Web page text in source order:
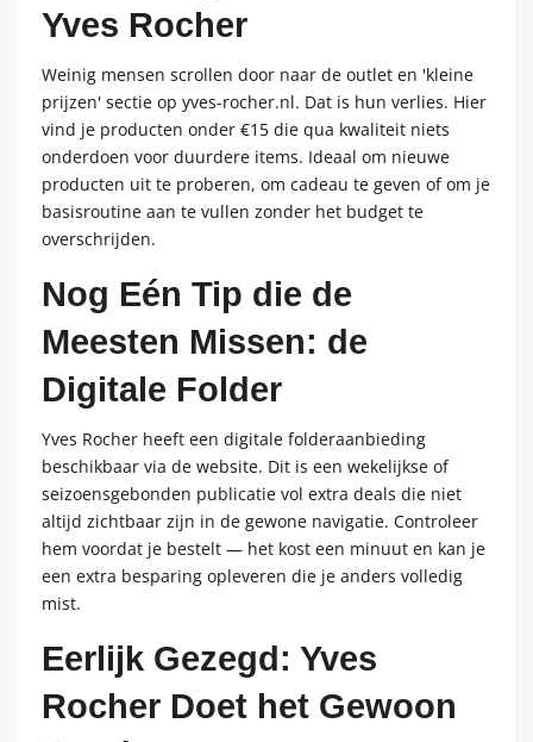
Yves Rocher
Weinig mensen scrollen door naar de outlet en 'kleine
prijzen' sectie op yves-rocher.nl. Dat is hun verlies. Hier
vind je producten onder €15 die qua kwaliteit niets
onderdoen voor duurdere items. Ideaal om nieuwe
producten uit te proberen, om cadeau te geven of om je
basisroutine aan te vullen zonder het budget te
overschrijden.
Nog Eén Tip die de
Meesten Missen: de
Digitale Folder
Yves Rocher heeft een digitale folderaanbieding
beschikbaar via de website. Dit is een wekelijkse of
seizoensgebonden publicatie vol extra deals die niet
altijd zichtbaar zijn in de gewone navigatie. Controleer
hem voordat je bestelt — het kost een minuut en kan je
een extra besparing opleveren die je anders volledig
mist.
Eerlijk Gezegd: Yves
Rocher Doet het Gewoon